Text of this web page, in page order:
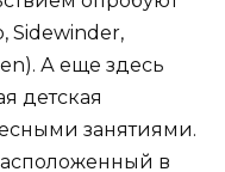
Sidewinder,
А еще здесь
детская
занятиями.
в